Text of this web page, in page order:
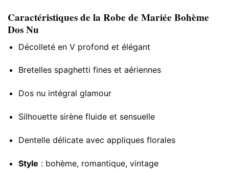
Caractéristiques de la Robe de Mariée Bohème
Dos Nu
Décolleté en V profond et élégant
Bretelles spaghetti fines et aériennes
Dos nu intégral glamour
Silhouette sirène fluide et sensuelle
Dentelle délicate avec appliques florales
Style : bohème, romantique, vintage